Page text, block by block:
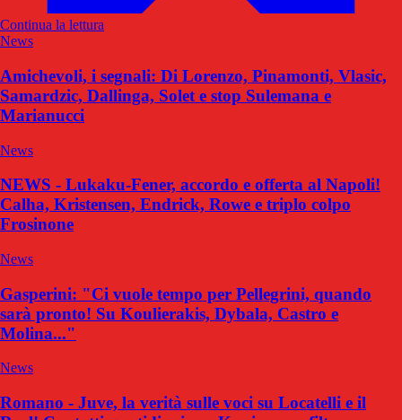
Continua la lettura
News
Amichevoli, i segnali: Di Lorenzo, Pinamonti, Vlasic,
Samardzic, Dallinga, Solet e stop Sulemana e
Marianucci
News
NEWS - Lukaku-Fener, accordo e offerta al Napoli!
Calha, Kristensen, Endrick, Rowe e triplo colpo
Frosinone
News
Gasperini: "Ci vuole tempo per Pellegrini, quando
sarà pronto! Su Koulierakis, Dybala, Castro e
Molina..."
News
Romano - Juve, la verità sulle voci su Locatelli e il